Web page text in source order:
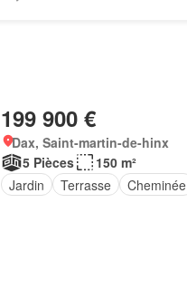
199 900 €
Dax, Saint-martin-de-hinx
5 Pièces
150 m²
Jardin
Terrasse Cheminée